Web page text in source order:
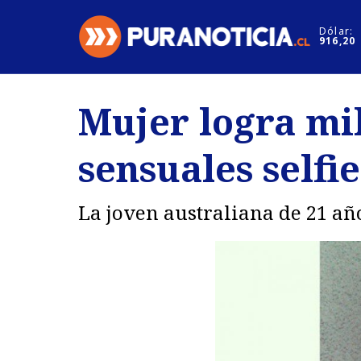
Dólar:
916,20
Regiones
Deportes Motores
Mujer logra
sensuales
La joven australiana de 21